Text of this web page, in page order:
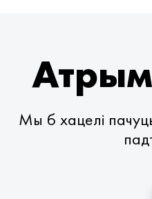
Мы б хацелі